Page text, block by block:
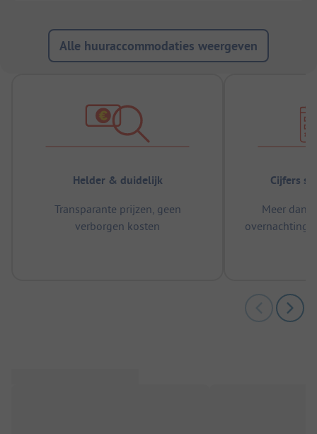
Alle huuraccommodaties weergeven
Helder & duidelijk
Transparante prijzen, geen
verborgen kosten
Cijfers
Meer dan